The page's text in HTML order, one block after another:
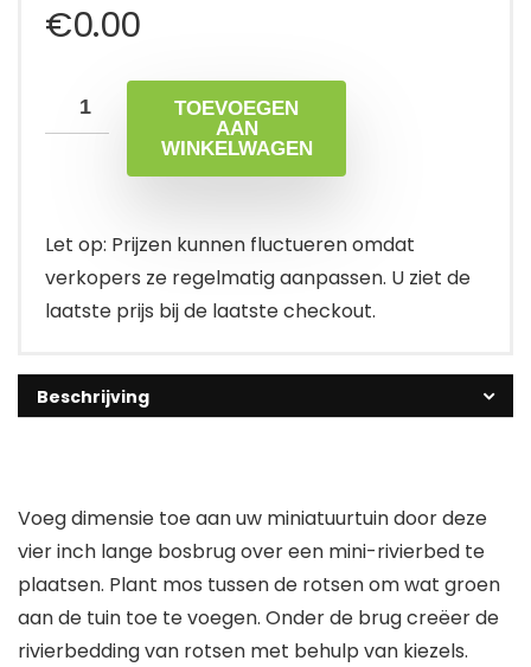
€0.00
TOEVOEGEN
AAN
WINKELWAGEN
Let op: Prijzen kunnen fluctueren omdat
verkopers ze regelmatig aanpassen. U ziet de
laatste prijs bij de laatste checkout.
Beschrijving
Voeg dimensie toe aan uw miniatuurtuin door deze
vier inch lange bosbrug over een mini-rivierbed te
plaatsen. Plant mos tussen de rotsen om wat groen
aan de tuin toe te voegen. Onder de brug creëer de
rivierbedding van rotsen met behulp van kiezels.